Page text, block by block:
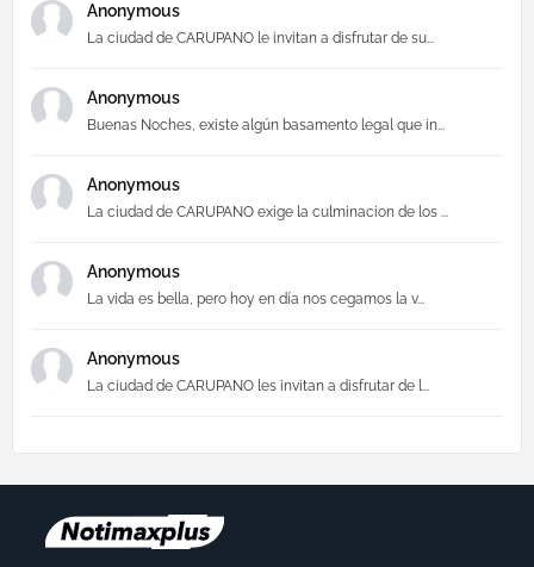
Anonymous
La ciudad de CARUPANO le invitan a disfrutar de su...
Anonymous
Buenas Noches, existe algún basamento legal que in...
Anonymous
La ciudad de CARUPANO exige la culminacion de los ...
Anonymous
La vida es bella, pero hoy en día nos cegamos la v...
Anonymous
La ciudad de CARUPANO les invitan a disfrutar de l...